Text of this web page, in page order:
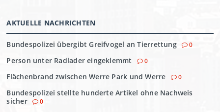
AKTUELLE NACHRICHTEN
Bundespolizei übergibt Greifvogel an Tierrettung 0
Person unter Radlader eingeklemmt 0
Flächenbrand zwischen Werre Park und Werre 0
Bundespolizei stellte hunderte Artikel ohne Nachweis
sicher
0